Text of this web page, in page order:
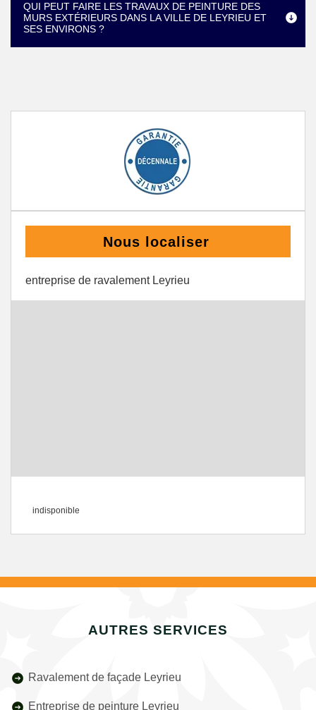
QUI PEUT FAIRE LES TRAVAUX DE PEINTURE DES
MURS EXTÉRIEURS DANS LA VILLE DE LEYRIEU ET
SES ENVIRONS ?
Nous localiser
entreprise de ravalement Leyrieu
indisponible
AUTRES SERVICES
Ravalement de façade Leyrieu
Entreprise de peinture Leyrieu